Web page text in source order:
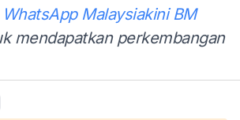
WhatsApp Malaysiakini BM
mendapatkan perkembangan